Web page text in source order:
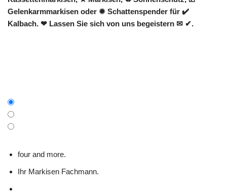
Gelenkarmmarkisen oder ✹ Schattenspender für ✔️
Kalbach. ❤ Lassen Sie sich von uns begeistern ✉ ✔.
four and more.
Ihr Markisen Fachmann.